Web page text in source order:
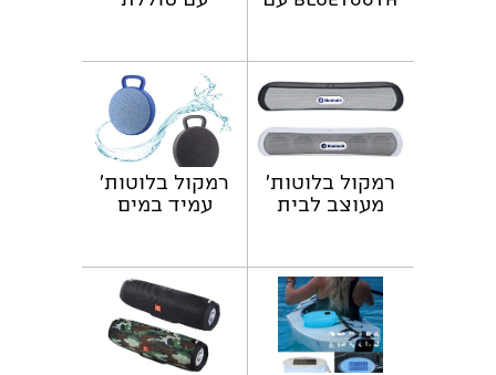
רמקול בלוטות'
מעוצב לבית
רמקול בלוטות'
עמיד במים